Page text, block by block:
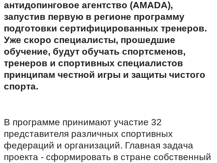
антидопинговое агентство (AMADA),
запустив первую в регионе программу
подготовки сертифицированных тренеров.
Уже скоро специалисты, прошедшие
обучение, будут обучать спортсменов,
тренеров и спортивных специалистов
принципам честной игры и защиты чистого
спорта.
В программе принимают участие 32
представителя различных спортивных
федераций и организаций. Главная задача
проекта - сформировать в стране собственный